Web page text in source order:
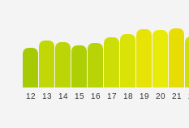
12 13 14 15 16 17 18 19 20 21